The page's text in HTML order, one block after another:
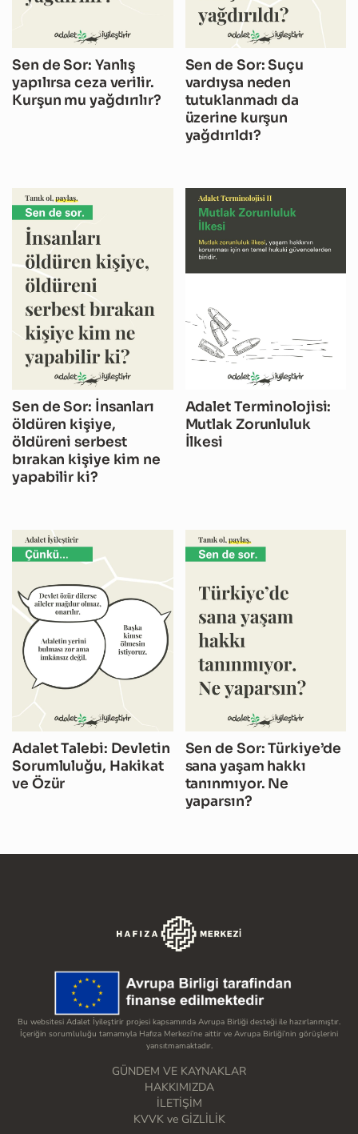
Sen de Sor: Yanlış
yapılırsa ceza verilir.
Kurşun mu yağdırılır?
Sen de Sor: Suçu
vardıysa neden
tutuklanmadı da
üzerine kurşun
yağdırıldı?
Sen de Sor: İnsanları
öldüren kişiye,
öldüreni serbest
bırakan kişiye kim ne
yapabilir ki?
Adalet Terminolojisi:
Mutlak Zorunluluk
İlkesi
Adalet Talebi: Devletin
Sorumluluğu, Hakikat
ve Özür
Sen de Sor: Türkiye’de
sana yaşam hakkı
tanınmıyor. Ne
yaparsın?
Bu websitesi Adalet İyileştirir projesi kapsamında Avrupa Birliği desteği ile hazırlanmıştır.
İçeriğin sorumluluğu tamamıyla Hafıza Merkezi’ne aittir ve Avrupa Birliği’nin görüşlerini
yansıtmamaktadır.
GÜNDEM VE KAYNAKLAR
HAKKIMIZDA
İLETİŞİM
KVVK ve GİZLİLİK